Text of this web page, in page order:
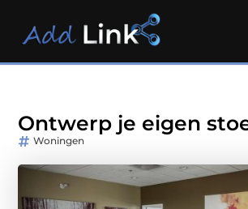
Ontwerp je eigen
Woningen